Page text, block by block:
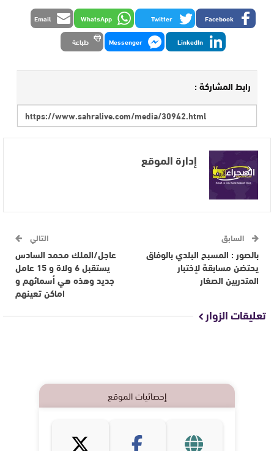
Facebook
Twitter
WhatsApp
Email
LinkedIn
Messenger طباعة
رابط المشاركة :
إدارة الموقع
السابق
بالصور : المسبح البلدي بالوفاق
يحتضن مسابقة لإختبار
المتدربين الصغار
التالي
عاجل/الملك محمد السادس
يستقبل 6 ولاة و 15 عامل
جديد وهذه هي أسمائهم و
اماكن تعينهم
تعليقات الزوار
إحصائيات الموقع